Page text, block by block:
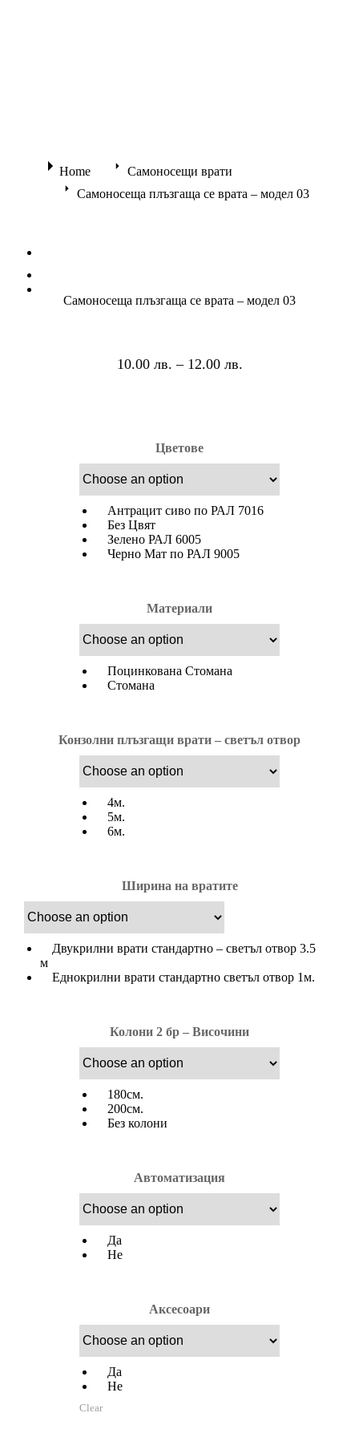
You are here:
Home
Самоносещи врати
Самоносеща плъзгаща се врата – модел 03
Самоносеща плъзгаща се врата – модел 03
10.00 лв. – 12.00 лв.
Цветове
Антрацит сиво по РАЛ 7016
Без Цвят
Зелено РАЛ 6005
Черно Мат по РАЛ 9005
Материали
Поцинкована Стомана
Стомана
Конзолни плъзгащи врати – светъл отвор
4м.
5м.
6м.
Ширина на вратите
Двукрилни врати стандартно – светъл отвор 3.5
м
Еднокрилни врати стандартно светъл отвор 1м.
Колони 2 бр – Височини
180см.
200см.
Без колони
Автоматизация
Да
Не
Аксесоари
Да
Не
Clear